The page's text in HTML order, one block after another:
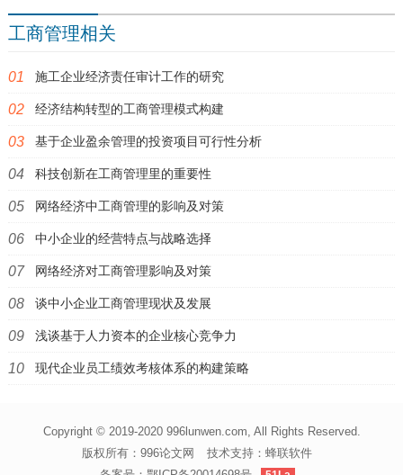
工商管理相关
施工企业经济责任审计工作的研究
经济结构转型的工商管理模式构建
基于企业盈余管理的投资项目可行性分析
科技创新在工商管理里的重要性
网络经济中工商管理的影响及对策
中小企业的经营特点与战略选择
网络经济对工商管理影响及对策
谈中小企业工商管理现状及发展
浅谈基于人力资本的企业核心竞争力
现代企业员工绩效考核体系的构建策略
Copyright © 2019-2020 996lunwen.com, All Rights Reserved.
版权所有： 996论文网 技术支持： 蜂联软件